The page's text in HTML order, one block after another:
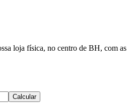
loja física, no centro de BH, com as
Calcular